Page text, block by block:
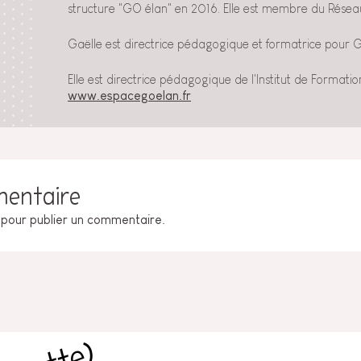
structure "GO élan" en 2016. Elle est membre du
Gaëlle est directrice pédagogique et formatrice pour
Elle est directrice pédagogique de l'Institut de
www.espacegoelan.fr
publier un commentaire.